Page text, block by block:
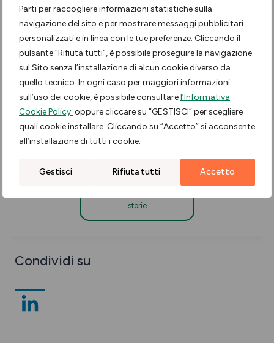
Parti per raccogliere informazioni statistiche sulla
navigazione del sito e per mostrare messaggi pubblicitari
personalizzati e in linea con le tue preferenze. Cliccando il
pulsante “Rifiuta tutti”, è possibile proseguire la navigazione
sul Sito senza l’installazione di alcun cookie diverso da
quello tecnico. In ogni caso per maggiori informazioni
sull’uso dei cookie, è possibile consultarel’Informativa
Cookie Policy oppure cliccare su “GESTISCI” per scegliere
quali cookie installare. Cliccando su “Accetto” si acconsente
all’installazione di tutti i cookie.
Gestisci Rifiuta tutti Accetto
Le posizioni aperte
Medico Radiologo
storie
Condividi su